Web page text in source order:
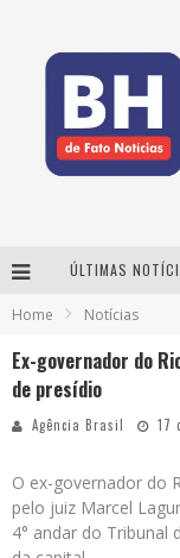
ÚLTIMAS
Home Notícias
Ex-governador do
de presídio
Agência Brasil 17
O ex-governador do
pelo juiz Marcel
4° andar do Tribunal